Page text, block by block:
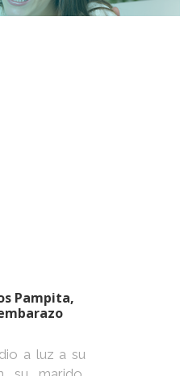
Pampita,
a luz a su